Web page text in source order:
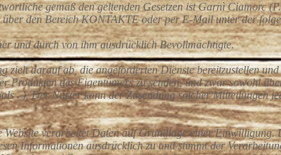
gemäß den geltenden Gesetzen ist Garnì Ciamorc
den Bereich KONTAKTE oder per E-Mail unter der
und durch von ihm ausdrücklich Bevollmächtigte.
zielt darauf ab, die angeforderten Dienste bereitzustellen
Produkten des Eigentümers zu senden, und zwar sowohl
. ). Der Nutzer kann der Zusendung solcher Mitteilungen
Website verarbeitet Daten auf Grundlage einer
Informationen ausdrücklich zu und stimmt der